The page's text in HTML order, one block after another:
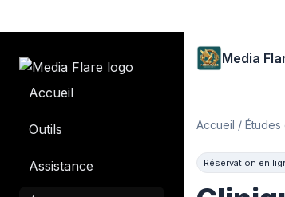
Accueil
Outils
Assistance
Media
Accueil / Études
Réservation en